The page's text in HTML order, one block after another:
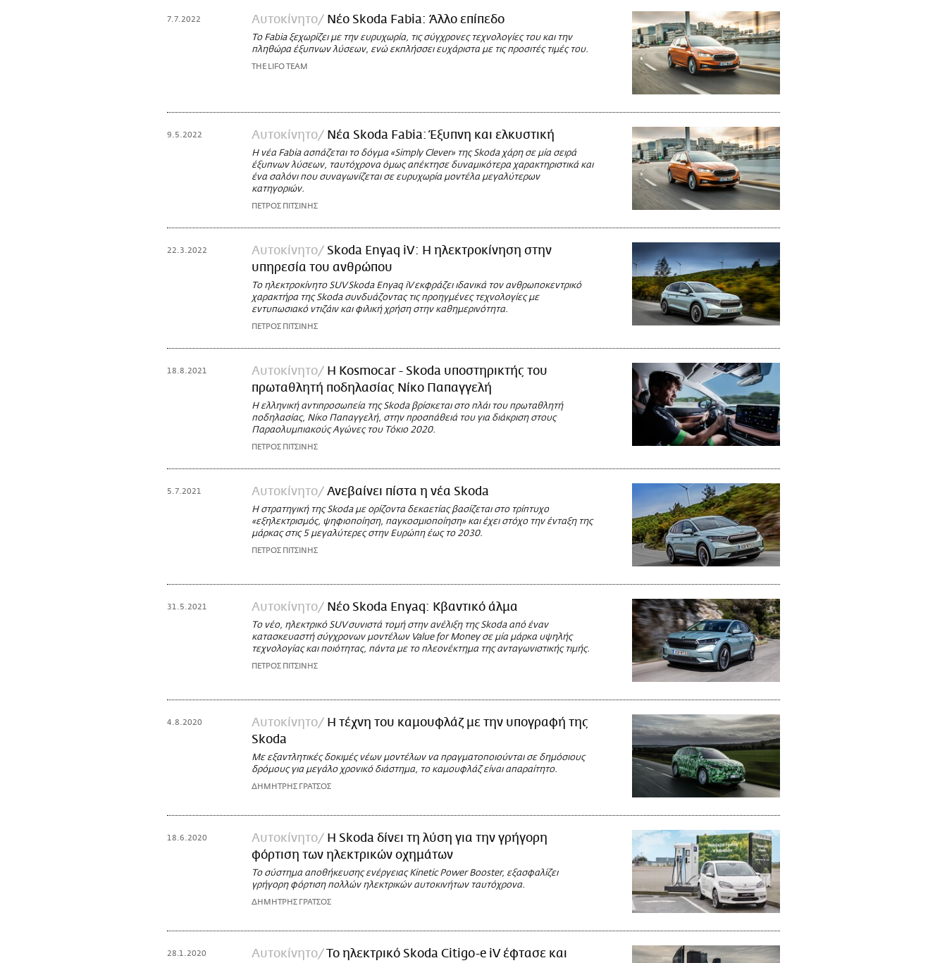
7.7.2022 Αυτοκίνητο Νέο Skoda Fabia: Άλλο επίπεδο
Το Fabia ξεχωρίζει με την ευρυχωρία, τις σύγχρονες τεχνολογίες του και την
πληθώρα έξυπνων λύσεων, ενώ εκπλήσσει ευχάριστα με τις προσιτές τιμές του.
THE LIFO TEAM
9.5.2022 Αυτοκίνητο Nέα Skoda Fabia: Έξυπνη και ελκυστική
Η νέα Fabia ασπάζεται το δόγμα «Simply Clever» της Skoda χάρη σε μία σειρά
έξυπνων λύσεων, ταυτόχρονα όμως απέκτησε δυναμικότερα χαρακτηριστικά και
ένα σαλόνι που συναγωνίζεται σε ευρυχωρία μοντέλα μεγαλύτερων
κατηγοριών.
ΠΕΤΡΟΣ ΠΙΤΣΙΝΗΣ
22.3.2022 Αυτοκίνητο
Skoda Enyaq iV: Η ηλεκτροκίνηση στην
υπηρεσία του ανθρώπου
Το ηλεκτροκίνητο SUV Skoda Enyaq iV εκφράζει ιδανικά τον ανθρωποκεντρικό
χαρακτήρα της Skoda συνδυάζοντας τις προηγμένες τεχνολογίες με
εντυπωσιακό ντιζάιν και φιλική χρήση στην καθημερινότητα.
ΠΕΤΡΟΣ ΠΙΤΣΙΝΗΣ
18.8.2021 Αυτοκίνητο
Η Kosmocar - Skoda υποστηρικτής του
πρωταθλητή ποδηλασίας Νίκο Παπαγγελή
Η ελληνική αντιπροσωπεία της Skoda βρίσκεται στο πλάι του πρωταθλητή
ποδηλασίας, Νίκο Παπαγγελή, στην προσπάθειά του για διάκριση στους
Παραολυμπιακούς Αγώνες του Τόκιο 2020.
ΠΕΤΡΟΣ ΠΙΤΣΙΝΗΣ
5.7.2021 Αυτοκίνητο Ανεβαίνει πίστα η νέα Skoda
Η στρατηγική της Skoda με ορίζοντα δεκαετίας βασίζεται στο τρίπτυχο
«εξηλεκτρισμός, ψηφιοποίηση, παγκοσμιοποίηση» και έχει στόχο την ένταξη της
μάρκας στις 5 μεγαλύτερες στην Ευρώπη έως το 2030.
ΠΕΤΡΟΣ ΠΙΤΣΙΝΗΣ
31.5.2021 Αυτοκίνητο Νέο Skoda Enyaq: Κβαντικό άλμα
Το νέο, ηλεκτρικό SUV συνιστά τομή στην ανέλιξη της Skoda από έναν
κατασκευαστή σύγχρονων μοντέλων Value for Money σε μία μάρκα υψηλής
τεχνολογίας και ποιότητας, πάντα με το πλεονέκτημα της ανταγωνιστικής τιμής.
ΠΕΤΡΟΣ ΠΙΤΣΙΝΗΣ
4.8.2020 Αυτοκίνητο
Η τέχνη του καμουφλάζ με την υπογραφή της
Skoda
Με εξαντλητικές δοκιμές νέων μοντέλων να πραγματοποιούνται σε δημόσιους
δρόμους για μεγάλο χρονικό διάστημα, το καμουφλάζ είναι απαραίτητο.
ΔΗΜΗΤΡΗΣ ΓΡΑΤΣΟΣ
18.6.2020 Αυτοκίνητο
H Skoda δίνει τη λύση για την γρήγορη
φόρτιση των ηλεκτρικών οχημάτων
Το σύστημα αποθήκευσης ενέργειας Kinetic Power Booster, εξασφαλίζει
γρήγορη φόρτιση πολλών ηλεκτρικών αυτοκινήτων ταυτόχρονα.
ΔΗΜΗΤΡΗΣ ΓΡΑΤΣΟΣ
28.1.2020 Αυτοκίνητο Το ηλεκτρικό Skoda Citigo-e iV έφτασε και